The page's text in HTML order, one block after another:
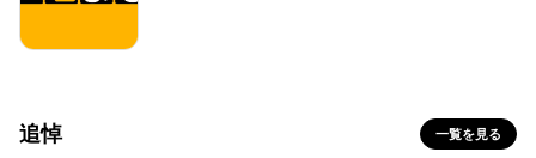
追悼 一覧を見る